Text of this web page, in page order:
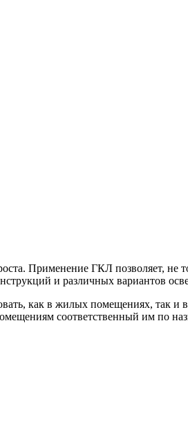
Применение ГКЛ позволяет, не
и различных вариантов
как в жилых помещениях, так и
соответственный им по